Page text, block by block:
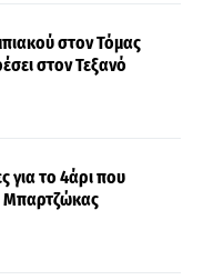
στον Τόμας
στον Τεξανό
για το 4άρι που
Μπαρτζώκας